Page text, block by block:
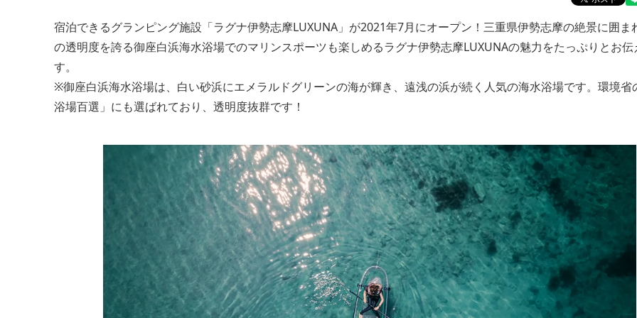
宿泊できるグランピング施設「ラグナ伊勢志摩LUXUNA」が2021年7月にオープン！三重県伊勢志摩の絶景に囲ま
の透明度を誇る御座白浜海水浴場でのマリンスポーツも楽しめるラグナ伊勢志摩LUXUNAの魅力をたっぷりとお伝
す。
※御座白浜海水浴場は、白い砂浜にエメラルドグリーンの海が輝き、遠浅の浜が続く人気の海水浴場です。環境省
浴場百選」にも選ばれており、透明度抜群です！